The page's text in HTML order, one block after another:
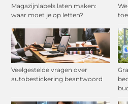
Magazijnlabels laten maken:
waar moet je op letten?
Veelgestelde vragen over
autobestickering beantwoord